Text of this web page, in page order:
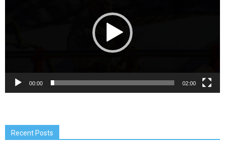
00:00 02:00
Recent Posts